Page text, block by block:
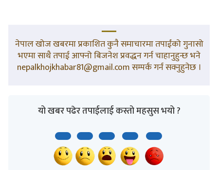
नेपाल खोज खबरमा प्रकाशित कुनै समाचारमा तपाईंको गुनासो
भएमा साथै तपाई आफ्नो बिजनेश प्रवद्धन गर्न चाहानुहुन्छ भने
nepalkhojkhabar81@gmail.com सम्पर्क गर्न सक्नुहुनेछ ।
यो खबर पढेर तपाईलाई कस्तो महसुस भयो ?